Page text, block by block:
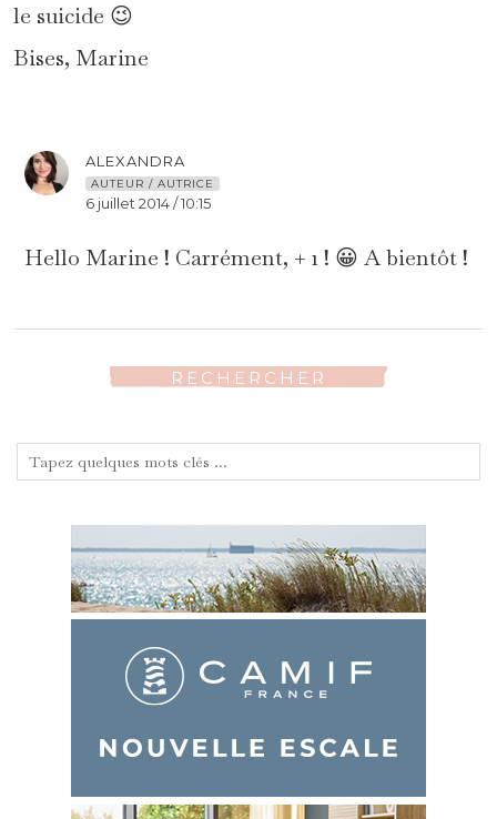
le suicide 😉
Bises, Marine
ALEXANDRA
AUTEUR / AUTRICE
6 juillet 2014 / 10:15
Hello Marine ! Carrément, + 1 ! 😀 A bientôt !
RECHERCHER